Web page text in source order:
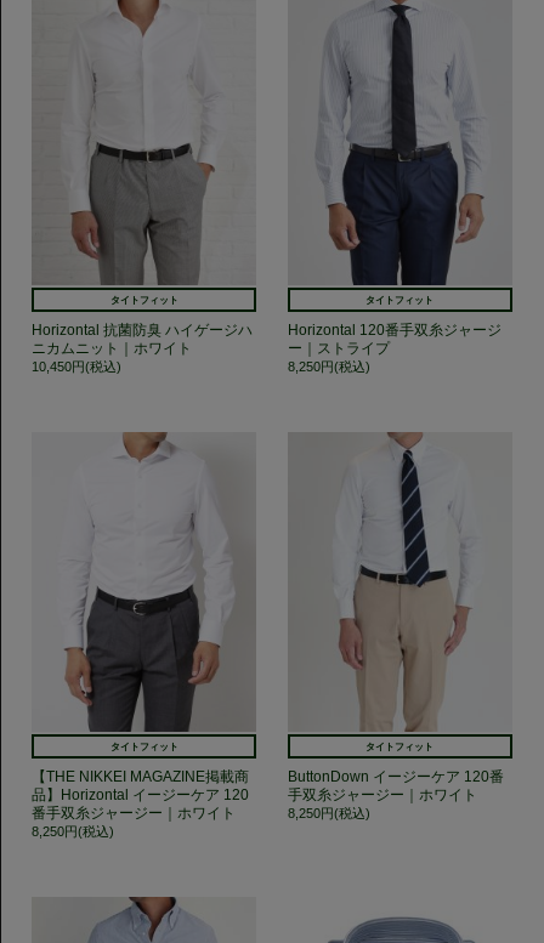
タイトフィット
Horizontal 抗菌防臭 ハイゲージハ
ニカムニット｜ホワイト
10,450円(税込)
タイトフィット
Horizontal 120番手双糸ジャージ
ー｜ストライプ
8,250円(税込)
タイトフィット
【THE NIKKEI MAGAZINE掲載商
品】Horizontal イージーケア 120
番手双糸ジャージー｜ホワイト
8,250円(税込)
タイトフィット
ButtonDown イージーケア 120番
手双糸ジャージー｜ホワイト
8,250円(税込)